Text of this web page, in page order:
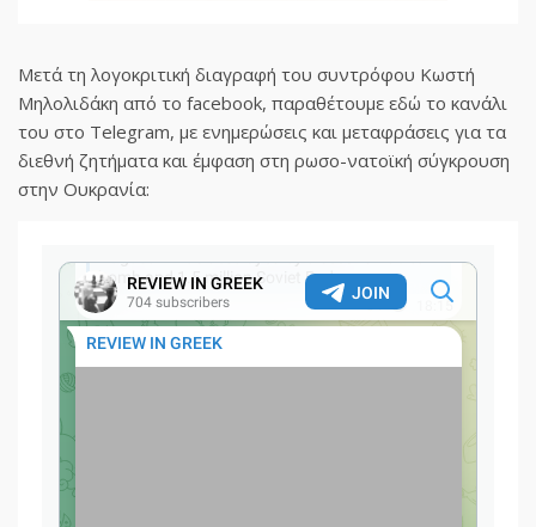
Μετά τη λογοκριτική διαγραφή του συντρόφου Κωστή
Μηλολιδάκη από το facebook, παραθέτουμε εδώ το κανάλι
του στο Telegram, με ενημερώσεις και μεταφράσεις για τα
διεθνή ζητήματα και έμφαση στη ρωσο-νατοϊκή σύγκρουση
στην Ουκρανία: